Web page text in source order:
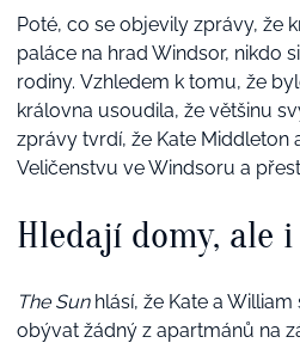
Poté, co se objevily zprávy, že
paláce na hrad Windsor, nikdo
rodiny. Vzhledem k tomu, že
královna usoudila, že většinu
zprávy tvrdí, že Kate Middleton
Veličenstvu ve Windsoru a
Hledají domy, ale
The Sunhlásí, že Kate a
obývat žádný z apartmánů na